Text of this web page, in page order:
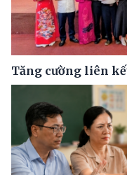
Tăng cường liên